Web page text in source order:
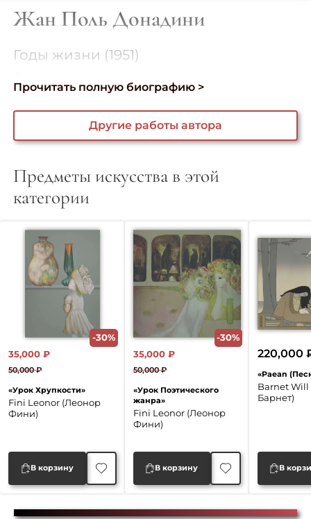
Жан Поль Донадини
Годы жизни (1951)
Прочитать полную биографию >
Другие работы автора
Предметы искусства в этой
категории
-30%
«Урок Хрупкости»
Fini Leonor (Леонор
Фини)
50,000₽
цена
составляла
35,000₽
цена:
35,000 ₽.
В корзину
-30%
«Урок Поэтического
жанра»
Fini Leonor (Леонор
Фини)
50,000₽
цена
составляла
50,000 ₽.
35,000 ₽
цена:
35,000 ₽.
В корзину
«Paean
Barnet Will
Барнет)
220,000
В